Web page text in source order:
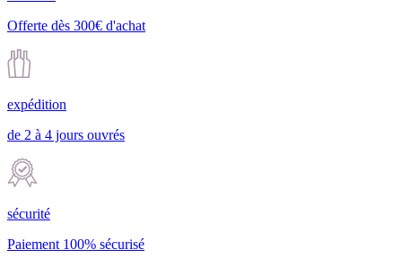
Offerte dès 300€ d'achat
expédition
de 2 à 4 jours ouvrés
sécurité
Paiement 100% sécurisé